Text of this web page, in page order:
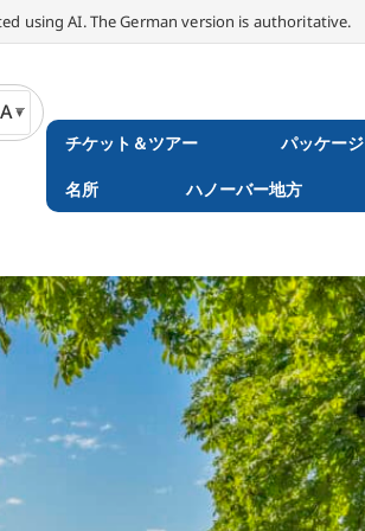
using AI. The German version is authoritative.
チケット＆ツアー パッケージ
名所 ハノーバー地方